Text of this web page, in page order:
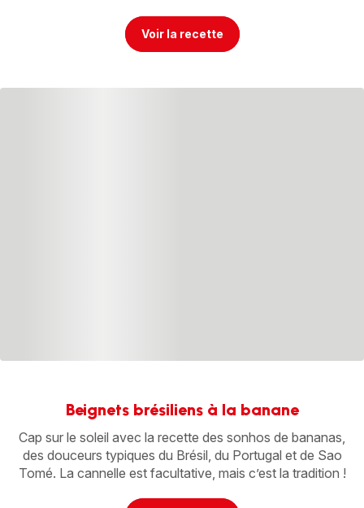
Voir la recette
Beignets brésiliens à la banane
Cap sur le soleil avec la recette des sonhos de bananas,
des douceurs typiques du Brésil, du Portugal et de Sao
Tomé. La cannelle est facultative, mais c’est la tradition !